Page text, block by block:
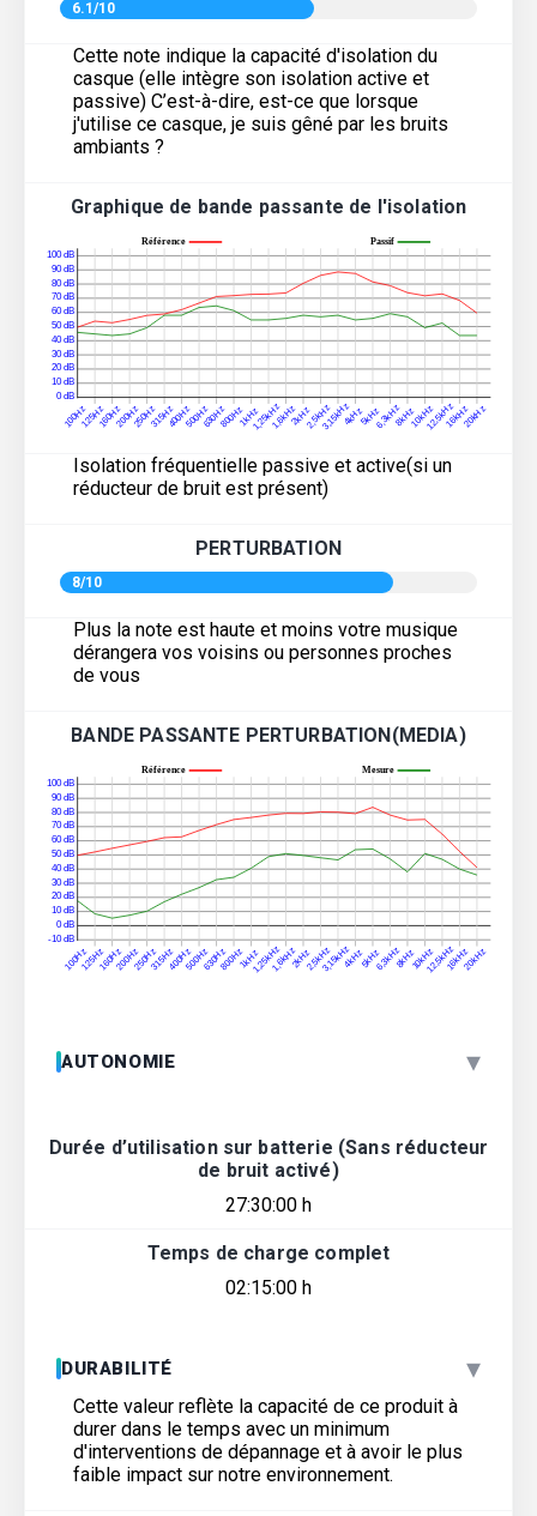
6.1/10
Cette note indique la capacité d'isolation du
casque (elle intègre son isolation active et
passive) C’est-à-dire, est-ce que lorsque
j'utilise ce casque, je suis gêné par les bruits
ambiants ?
Graphique de bande passante de l'isolation
Isolation fréquentielle passive et active(si un
réducteur de bruit est présent)
PERTURBATION
8/10
Plus la note est haute et moins votre musique
dérangera vos voisins ou personnes proches
de vous
BANDE PASSANTE PERTURBATION(MEDIA)
AUTONOMIE ▾
Durée d’utilisation sur batterie (Sans réducteur
de bruit activé)
27:30:00 h
Temps de charge complet
02:15:00 h
DURABILITÉ ▾
Cette valeur reflète la capacité de ce produit à
durer dans le temps avec un minimum
d'interventions de dépannage et à avoir le plus
faible impact sur notre environnement.